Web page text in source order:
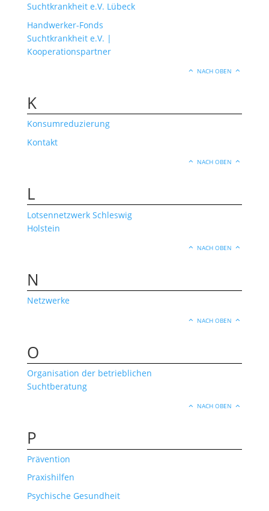
Suchtkrankheit e.V. Lübeck
Handwerker-Fonds
Suchtkrankheit e.V. |
Kooperationspartner
NACH OBEN
K
Konsumreduzierung
Kontakt
NACH OBEN
L
Lotsennetzwerk Schleswig
Holstein
NACH OBEN
N
Netzwerke
NACH OBEN
O
Organisation der betrieblichen
Suchtberatung
NACH OBEN
P
Prävention
Praxishilfen
Psychische Gesundheit